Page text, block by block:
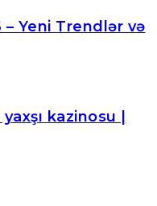
Yeni Trendlər və
kazinosu |